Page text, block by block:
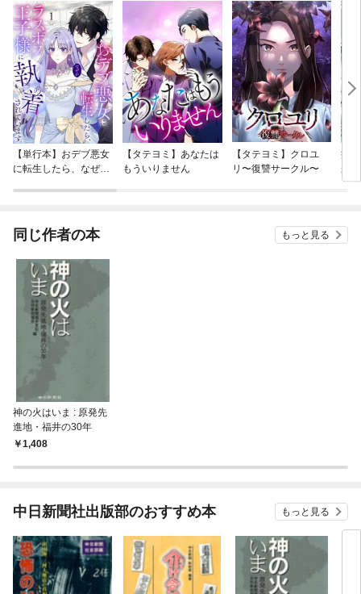
【単行本】おデブ悪女
に転生したら、なぜか
【タテヨミ】あなたは
もういりません
【タテヨミ】クロユ
リ〜復讐サークル〜
病
が
ぎ
同じ作者の本 もっと見る
神の火はいま : 原発先
進地・福井の30年
1,408
中日新聞社出版部のおすすめ本 もっと見る